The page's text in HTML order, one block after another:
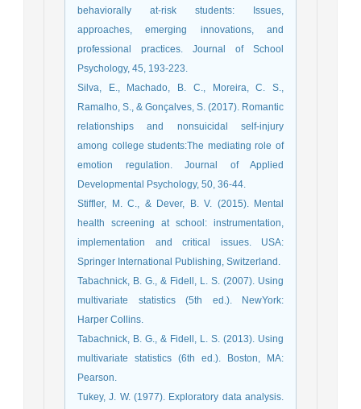
behaviorally at-risk students: Issues,
approaches, emerging innovations, and
professional practices. Journal of School
Psychology, 45, 193-223.
Silva, E., Machado, B. C., Moreira, C. S.,
Ramalho, S., & Gonçalves, S. (2017). Romantic
relationships and nonsuicidal self-injury
among college students:The mediating role of
emotion regulation. Journal of Applied
Developmental Psychology, 50, 36-44.
Stiffler, M. C., & Dever, B. V. (2015). Mental
health screening at school: instrumentation,
implementation and critical issues. USA:
Springer International Publishing, Switzerland.
Tabachnick, B. G., & Fidell, L. S. (2007). Using
multivariate statistics (5th ed.). NewYork:
Harper Collins.
Tabachnick, B. G., & Fidell, L. S. (2013). Using
multivariate statistics (6th ed.). Boston, MA:
Pearson.
Tukey, J. W. (1977). Exploratory data analysis.